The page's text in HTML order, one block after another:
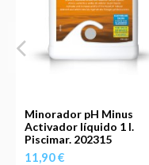
Minorador pH Minus
Activador líquido 1 l.
Piscimar. 202315
11,90 €